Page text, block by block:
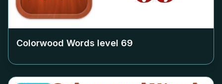
Colorwood Words level 69